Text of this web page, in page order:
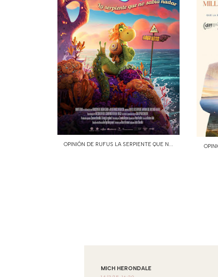
OPINIÓN DE RUFUS LA SERPIENTE QUE N...
MICH HERONDALE